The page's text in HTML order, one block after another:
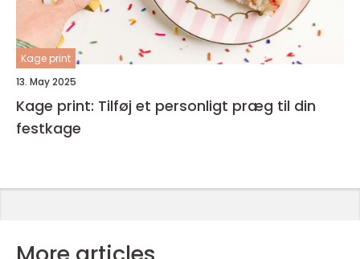
Kage print
13. May 2025
Kage print: Tilføj et personligt præg til din
festkage